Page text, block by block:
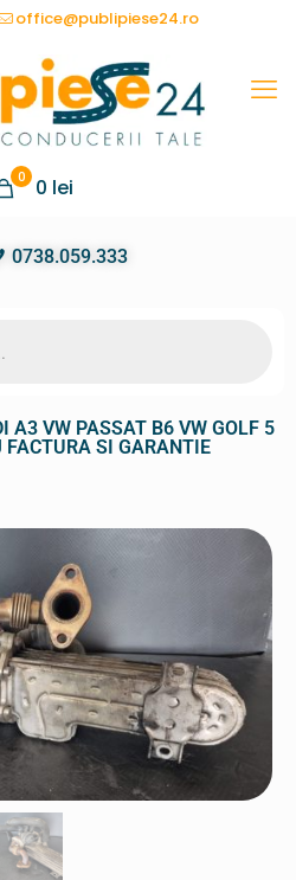
office@publipiese24.ro
0 0 lei
0738.059.333
A3 VW PASSAT B6 VW GOLF 5
SI GARANTIE